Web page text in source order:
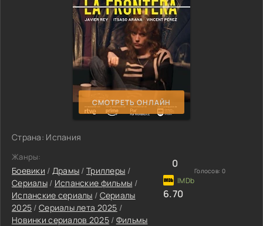
СМОТРЕТЬ ОНЛАЙН
Страна: Испания
Жанры:
Боевики / Драмы /Триллеры /
Сериалы/ Испанские фильмы /
Испанские сериалы / Сериалы
2025 / Сериалы лета 2025 /
Новинки сериалов 2025/ Фильмы
0
Голосов: 0
6.70